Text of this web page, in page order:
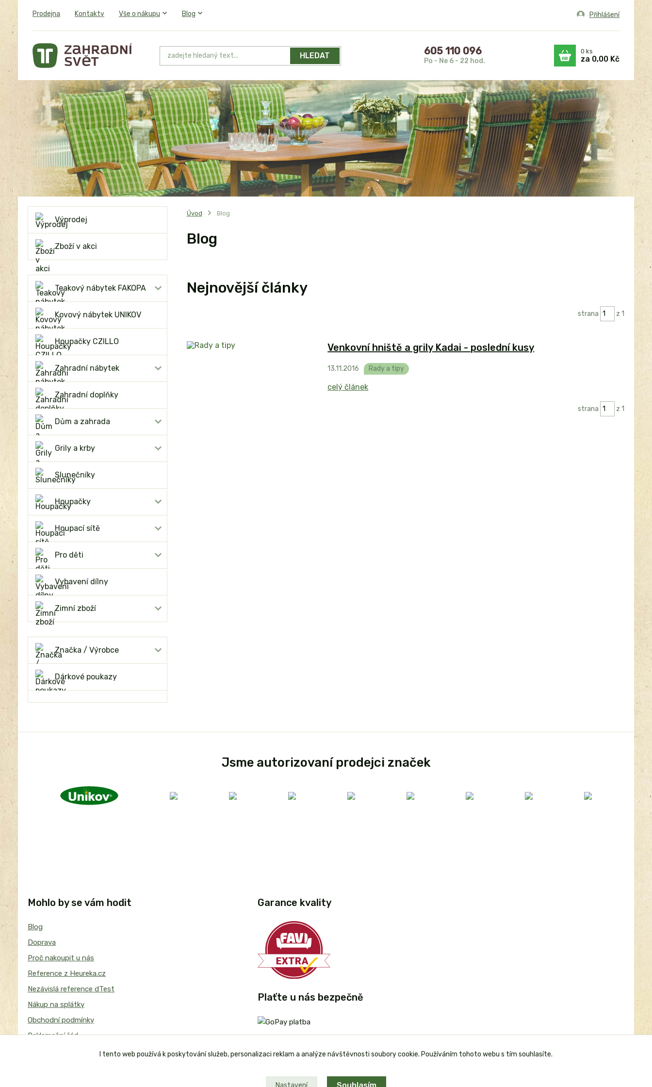
Prodejna Kontakty Vše o nákupu Blog Přihlášení
HLEDAT 605 110 096
Po - Ne 6 - 22 hod.
0 ks
za 0,00 Kč
Výprodej
Zboží v akci
Teakový nábytek FAKOPA
Kovový nábytek UNIKOV
Houpačky CZILLO
Zahradní nábytek
Zahradní doplňky
Dům a zahrada
Grily a krby
Slunečníky
Houpačky
Houpací sítě
Pro děti
Vybavení dílny
Zimní zboží
Značka / Výrobce
Dárkové poukazy
Úvod Blog
Blog
Nejnovější články
strana z 1
Venkovní hniště a grily Kadai - poslední kusy
13.11.2016 Rady a tipy
celý článek
strana z 1
Jsme autorizovaní prodejci značek
Mohlo by se vám hodit
Blog
Doprava
Proč nakoupit u nás
Reference z Heureka.cz
Nezávislá reference dTest
Nákup na splátky
Obchodní podmínky
Reklamační řád
Garance kvality
Plaťte u nás bezpečně
I tento web používá k poskytování služeb, personalizaci reklam a analýze návštěvnosti soubory cookie. Používáním tohoto webu s tím souhlasíte.
Nastavení